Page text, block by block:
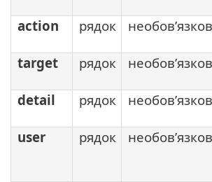
action
рядок
target
рядок
detail
рядок
user
рядок